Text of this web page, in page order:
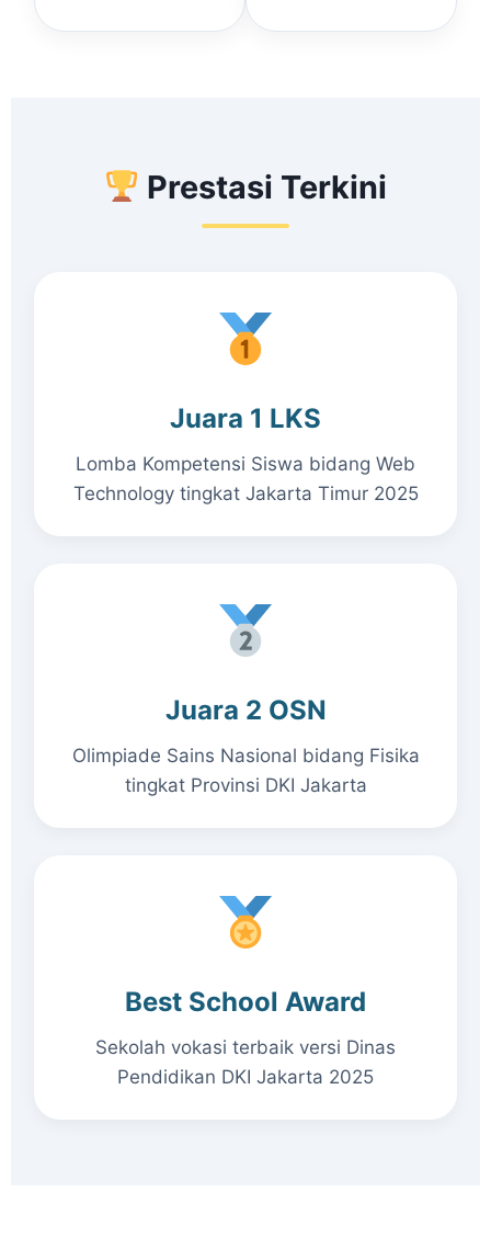
Prestasi Terkini
Juara 1 LKS
Lomba Kompetensi Siswa bidang Web
Technology tingkat Jakarta Timur 2025
Juara 2 OSN
Olimpiade Sains Nasional bidang Fisika
tingkat Provinsi DKI Jakarta
Best School Award
Sekolah vokasi terbaik versi Dinas
Pendidikan DKI Jakarta 2025